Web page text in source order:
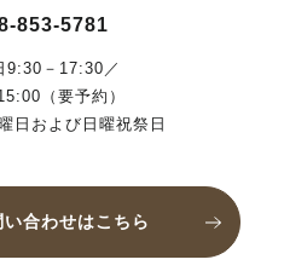
853-5781
9:30－17:30／
（要予約）
日および日曜祝祭日
合わせはこちら